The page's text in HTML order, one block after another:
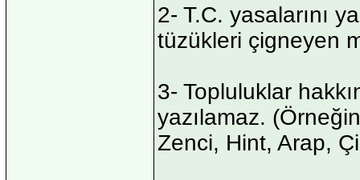
2- T.C. yasalarını
tüzükleri çigneyen
3- Topluluklar
yazılamaz.
Zenci, Hint, Arap,